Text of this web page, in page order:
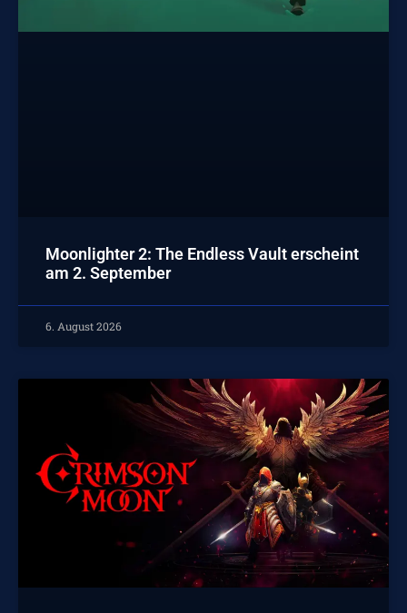
Moonlighter 2: The Endless Vault erscheint
am 2. September
6. August 2026